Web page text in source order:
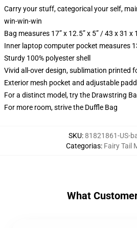
Carry your stuff, categorical your self,
win-win-win
Bag measures 17” x 12.5” x 5” / 43 x 31 x
Inner laptop computer pocket measures
Sturdy 100% polyester shell
Vivid all-over design, sublimation printed
Exterior mesh pocket and adjustable
For a distinct model, try the Drawstring
For more room, strive the Duffle Bag
SKU:81821861-US-
Categorias: Fairy Tail
What